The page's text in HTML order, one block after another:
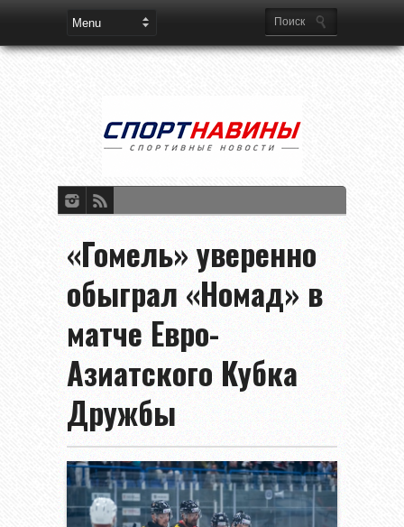
«Гомель» уверенно
обыграл «Номад» в
матче Евро-
Азиатского Кубка
Дружбы